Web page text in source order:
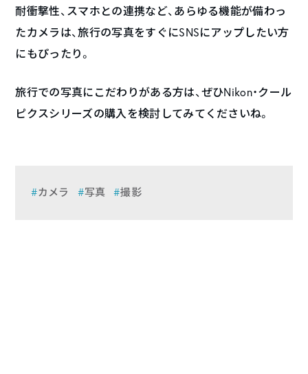
耐衝撃性、スマホとの連携など、あらゆる機能が備わっ
たカメラは、旅行の写真をすぐにSNSにアップしたい方
にもぴったり。
旅行での写真にこだわりがある方は、ぜひNikon・クール
ピクスシリーズの購入を検討してみてくださいね。
カメラ 写真 撮影